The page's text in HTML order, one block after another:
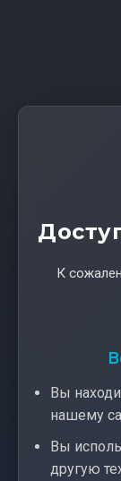
К
Вы
нашему
Вы
другую